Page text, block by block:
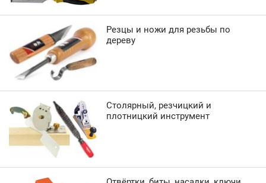
Резцы и ножи для резьбы по
дереву
Столярный, резчицкий и
плотницкий инструмент